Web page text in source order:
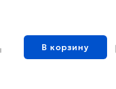
В корзину